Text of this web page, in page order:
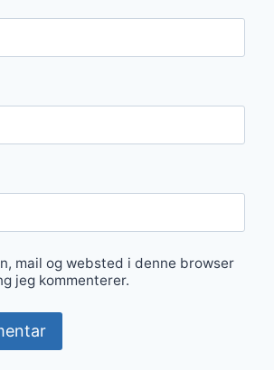
mail og websted i denne browser
jeg kommenterer.